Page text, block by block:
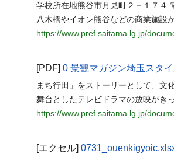
学校所在地熊谷市月見町２－１７４
八木橋やイオン熊谷などの商業施設
https://www.pref.saitama.lg.jp/
[PDF] 0 景観マガジン埼玉スタ
まち行田」をストーリーとして、文
舞台としたテレビドラマの放映がき
https://www.pref.saitama.lg.jp/
[エクセル]